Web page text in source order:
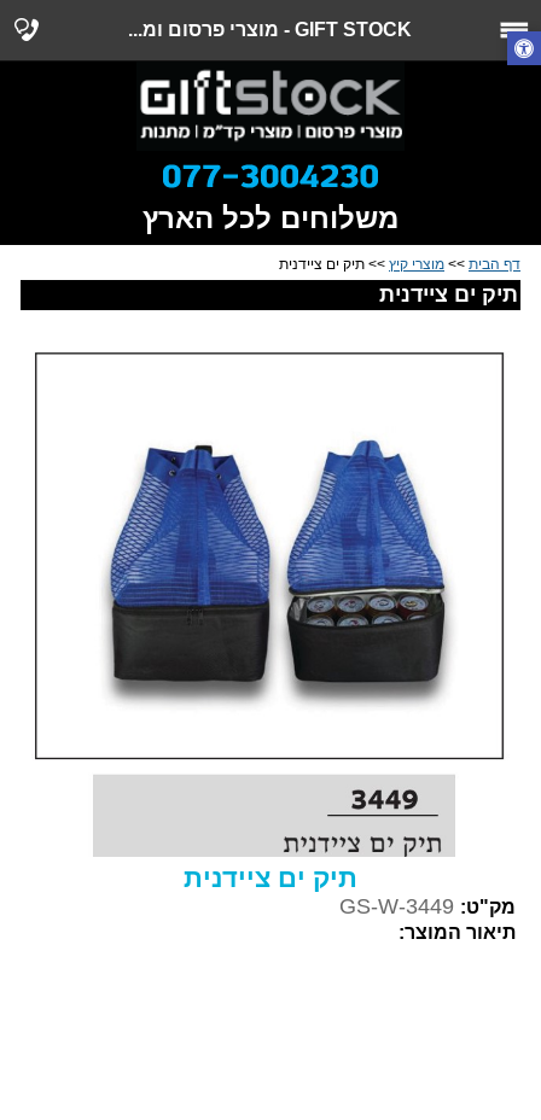
GIFT STOCK - מוצרי פרסום ומ...
משלוחים לכל הארץ
דף הבית >> מוצרי קיץ >> תיק ים ציידנית
תיק ים ציידנית
תיק ים ציידנית
מק"ט: GS-W-3449
תיאור המוצר: